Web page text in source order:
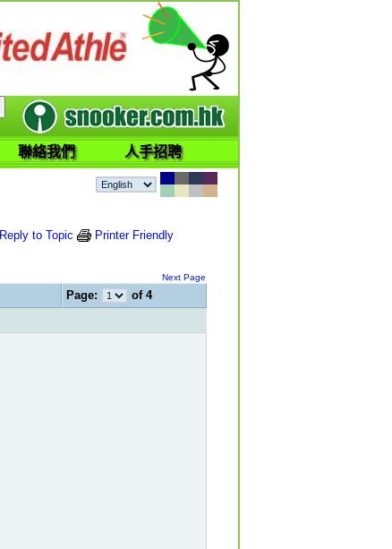
聯絡我們 人手招聘
Reply to Topic Printer Friendly
Next Page
Page:
of 4